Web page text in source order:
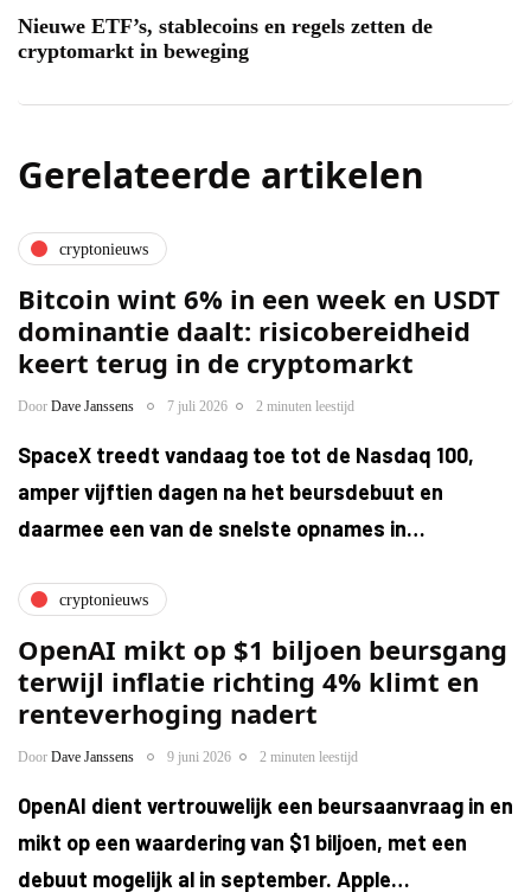
Nieuwe ETF’s, stablecoins en regels zetten de
cryptomarkt in beweging
Gerelateerde artikelen
cryptonieuws
Bitcoin wint 6% in een week en USDT
dominantie daalt: risicobereidheid
keert terug in de cryptomarkt
Door Dave Janssens 7 juli 2026 2 minuten leestijd
SpaceX treedt vandaag toe tot de Nasdaq 100,
amper vijftien dagen na het beursdebuut en
daarmee een van de snelste opnames in…
cryptonieuws
OpenAI mikt op $1 biljoen beursgang
terwijl inflatie richting 4% klimt en
renteverhoging nadert
Door Dave Janssens 9 juni 2026 2 minuten leestijd
OpenAI dient vertrouwelijk een beursaanvraag in en
mikt op een waardering van $1 biljoen, met een
debuut mogelijk al in september. Apple…